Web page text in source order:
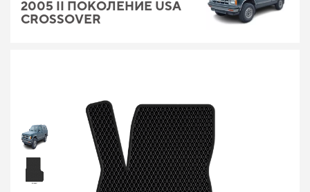
2005 II ПОКОЛЕНИЕ USA
CROSSOVER